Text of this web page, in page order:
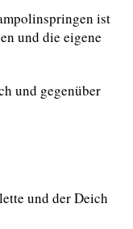
ist
und die eigene
und gegenüber
und der Deich